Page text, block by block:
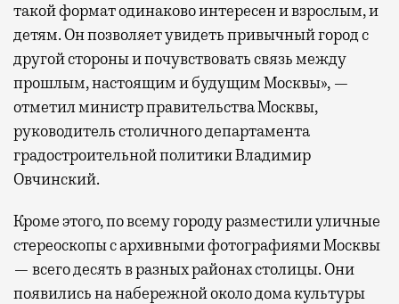
такой формат одинаково интересен и взрослым, и
детям. Он позволяет увидеть привычный город с
другой стороны и почувствовать связь между
прошлым, настоящим и будущим Москвы», —
отметил министр правительства Москвы,
руководитель столичного департамента
градостроительной политики Владимир
Овчинский.
Кроме этого, по всему городу разместили уличные
стереоскопы с архивными фотографиями Москвы
— всего десять в разных районах столицы. Они
появились на набережной около дома культуры